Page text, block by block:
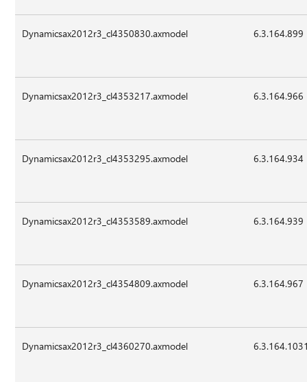
Dynamicsax2012r3_cl4350830.axmodel 6.3.164.899
Dynamicsax2012r3_cl4353217.axmodel 6.3.164.966
Dynamicsax2012r3_cl4353295.axmodel 6.3.164.934
Dynamicsax2012r3_cl4353589.axmodel 6.3.164.939
Dynamicsax2012r3_cl4354809.axmodel 6.3.164.967
Dynamicsax2012r3_cl4360270.axmodel